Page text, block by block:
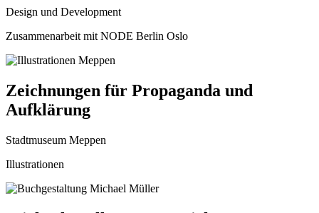
Design und Development
Zusammenarbeit mit NODE Berlin Oslo
Zeichnungen für Propaganda und
Aufklärung
Stadtmuseum Meppen
Illustrationen